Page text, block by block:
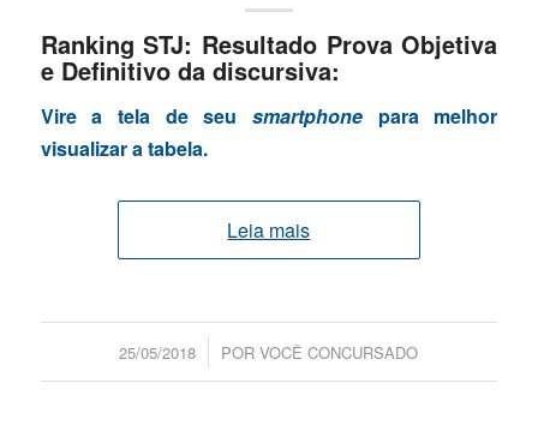
Ranking STJ: Resultado Prova Objetiva
e Definitivo da discursiva:
Vire a tela de seusmartphone para melhor
visualizar a tabela.
Leia mais
25/05/2018
/ PORVOCÊ CONCURSADO